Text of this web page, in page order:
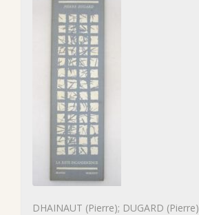
DHAINAUT (Pierre); DUGARD (Pierre)